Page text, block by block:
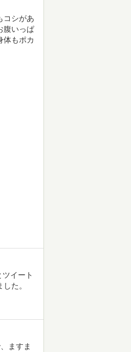
コシがあ
腹いっぱ
体もポカ
イート
た。
ますま